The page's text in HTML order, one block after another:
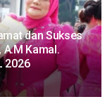
dan Sukses
Kamal.
2026